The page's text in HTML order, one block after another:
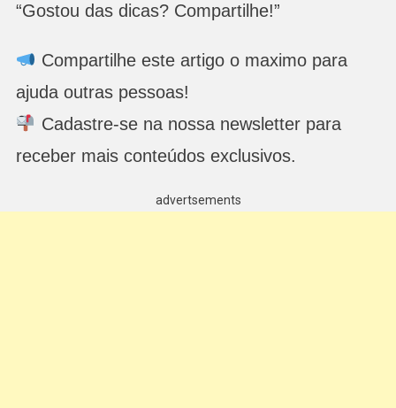
“Gostou das dicas? Compartilhe!”
Compartilhe este artigo o maximo para
ajuda outras pessoas!
Cadastre-se na nossa newsletter para
receber mais conteúdos exclusivos.
advertsements